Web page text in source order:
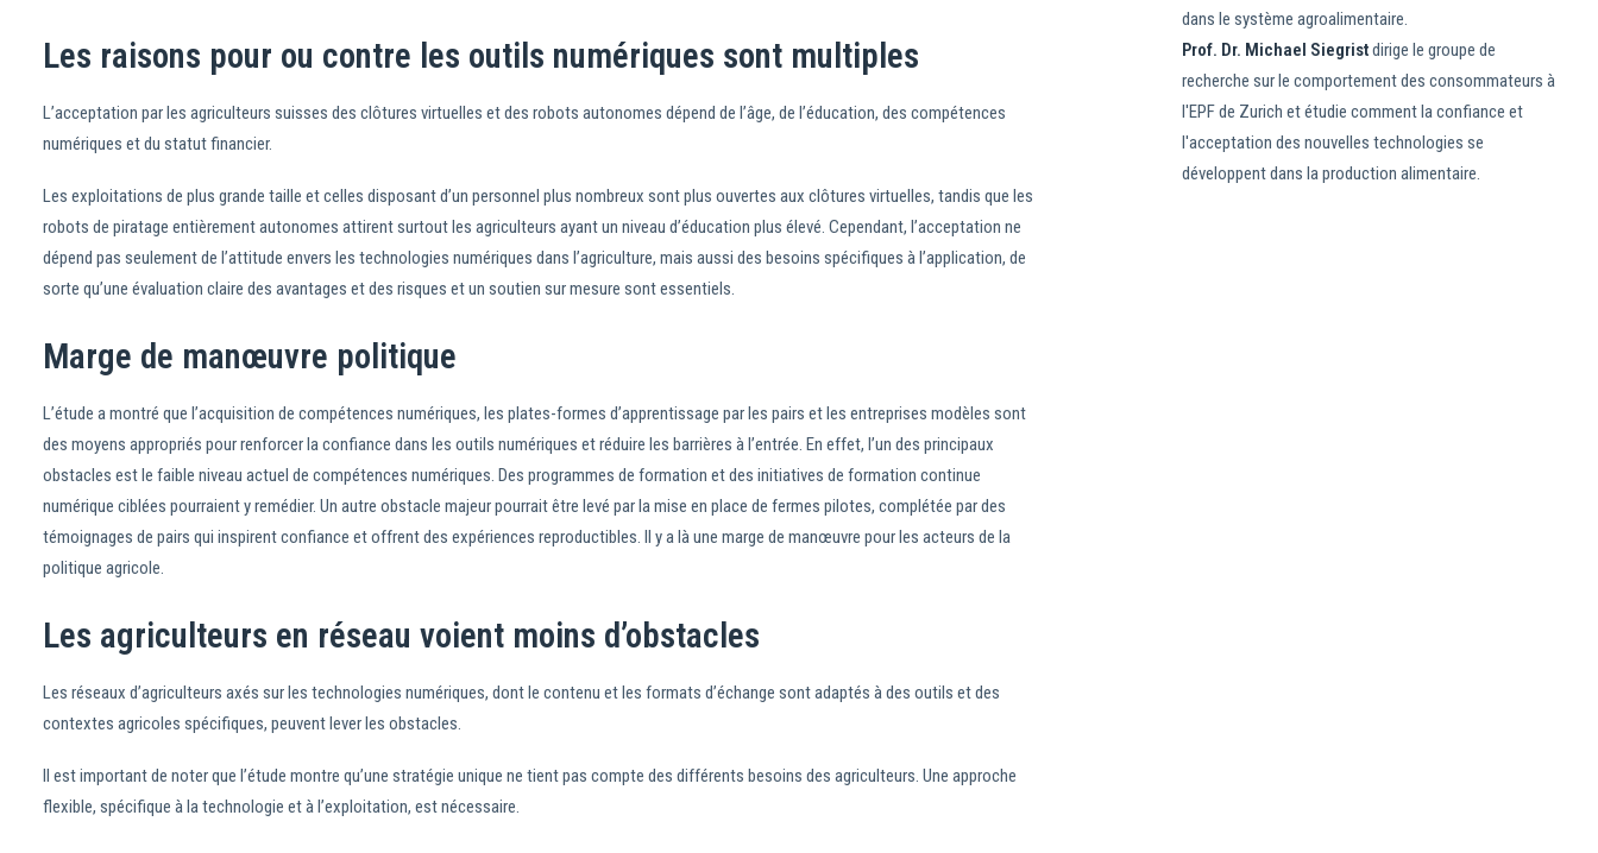
Les raisons pour ou contre les outils numériques sont multiples
L’acceptation par les agriculteurs suisses des clôtures virtuelles et des robots autonomes dépend de l’âge, de l’éducation, des compétences
numériques et du statut financier.
Les exploitations de plus grande taille et celles disposant d’un personnel plus nombreux sont plus ouvertes aux clôtures virtuelles, tandis que les
robots de piratage entièrement autonomes attirent surtout les agriculteurs ayant un niveau d’éducation plus élevé. Cependant, l’acceptation ne
dépend pas seulement de l’attitude envers les technologies numériques dans l’agriculture, mais aussi des besoins spécifiques à l’application, de
sorte qu’une évaluation claire des avantages et des risques et un soutien sur mesure sont essentiels.
Marge de manœuvre politique
L’étude a montré que l’acquisition de compétences numériques, les plates-formes d’apprentissage par les pairs et les entreprises modèles sont
des moyens appropriés pour renforcer la confiance dans les outils numériques et réduire les barrières à l’entrée. En effet, l’un des principaux
obstacles est le faible niveau actuel de compétences numériques. Des programmes de formation et des initiatives de formation continue
numérique ciblées pourraient y remédier. Un autre obstacle majeur pourrait être levé par la mise en place de fermes pilotes, complétée par des
témoignages de pairs qui inspirent confiance et offrent des expériences reproductibles. Il y a là une marge de manœuvre pour les acteurs de la
politique agricole.
Les agriculteurs en réseau voient moins d’obstacles
Les réseaux d’agriculteurs axés sur les technologies numériques, dont le contenu et les formats d’échange sont adaptés à des outils et des
contextes agricoles spécifiques, peuvent lever les obstacles.
Il est important de noter que l’étude montre qu’une stratégie unique ne tient pas compte des différents besoins des agriculteurs. Une approche
flexible, spécifique à la technologie et à l’exploitation, est nécessaire.
dans le système agroalimentaire.
Prof. Dr. Michael Siegristdirige le groupe de
recherche sur le comportement des consommateurs à
l'EPF de Zurich et étudie comment la confiance et
l'acceptation des nouvelles technologies se
développent dans la production alimentaire.